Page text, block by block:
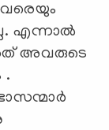
എന്നാൽ
അവരുടെ
.